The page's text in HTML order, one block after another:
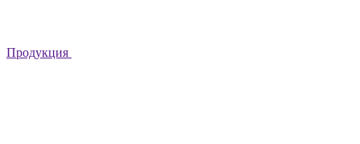
Продукция